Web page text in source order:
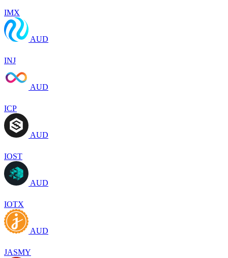
IMX
AUD
INJ
AUD
ICP
AUD
IOST
AUD
IOTX
AUD
JASMY